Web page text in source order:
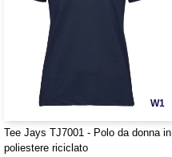
W1
Tee Jays TJ7001 - Polo da donna in
poliestere riciclato